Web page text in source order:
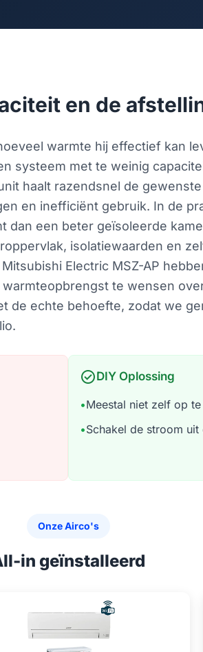
en de
warmte hij effectief kan
systeem met te weinig
haalt razendsnel de
en inefficiënt gebruik. In de
een beter geïsoleerde
isolatiewaarden en
Electric MSZ-AP
te wensen
de echte behoefte, zodat we
check_circleDIY Oplossing
•Meestal niet zelf op
•Schakel de stroom
Onze Airco's
in geïnstalleerd